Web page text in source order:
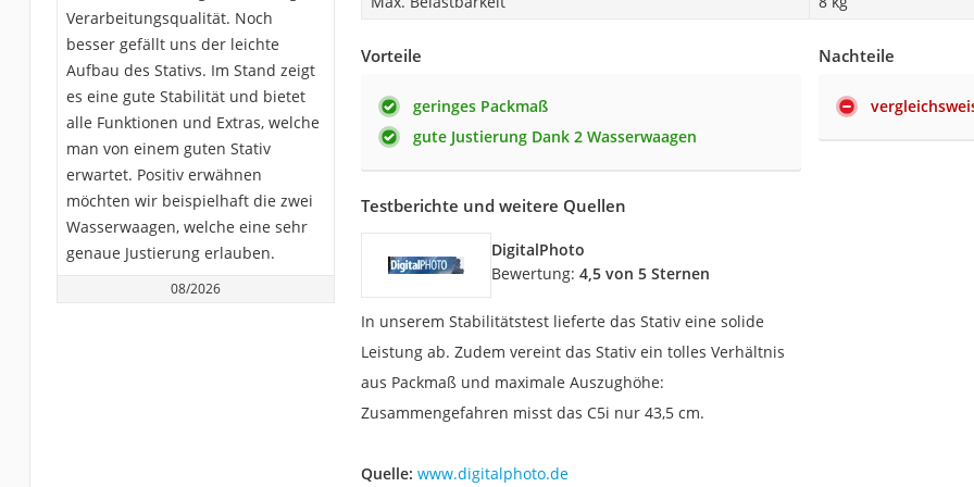
Verarbeitungsqualität. Noch
besser gefällt uns der leichte
Aufbau des Stativs. Im Stand zeigt
es eine gute Stabilität und bietet
alle Funktionen und Extras, welche
man von einem guten Stativ
erwartet. Positiv erwähnen
möchten wir beispielhaft die zwei
Wasserwaagen, welche eine sehr
genaue Justierung erlauben.
08/2026
Vorteile
geringes Packmaß
gute Justierung Dank 2 Wasserwaagen
Nachteile
Testberichte und weitere Quellen
DigitalPhoto
Bewertung: 4,5 von 5 Sternen
In unserem Stabilitätstest lieferte das Stativ eine solide
Leistung ab. Zudem vereint das Stativ ein tolles Verhältnis
aus Packmaß und maximale Auszughöhe:
Zusammengefahren misst das C5i nur 43,5 cm.
Quelle: www.digitalphoto.de